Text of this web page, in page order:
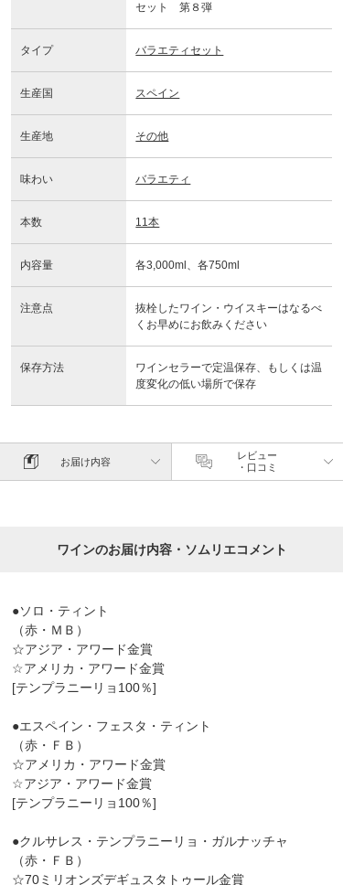
セット 第８弾
タイプ バラエティセット
生産国 スペイン
生産地 その他
味わい バラエティ
本数 11本
内容量 各3,000ml、各750ml
注意点
抜栓したワイン・ウイスキーはなるべ
くお早めにお飲みください
保存方法
ワインセラーで定温保存、もしくは温
度変化の低い場所で保存
お届け内容
レビュー
・口コミ
ワインのお届け内容・ソムリエコメント
●ソロ・ティント
（赤・ＭＢ）
☆アジア・アワード金賞
☆アメリカ・アワード金賞
[テンプラニーリョ100％]
●エスペイン・フェスタ・ティント
（赤・ＦＢ）
☆アメリカ・アワード金賞
☆アジア・アワード金賞
[テンプラニーリョ100％]
●クルサレス・テンプラニーリョ・ガルナッチャ
（赤・ＦＢ）
☆70ミリオンズデギュスタトゥール金賞